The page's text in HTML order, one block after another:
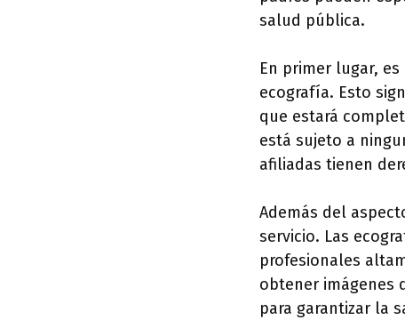
salud pública.
En primer lugar,
ecografía. Esto
que estará
está sujeto a
afiliadas tienen
Además del
servicio. Las
profesionales
obtener imágenes
para garantizar la